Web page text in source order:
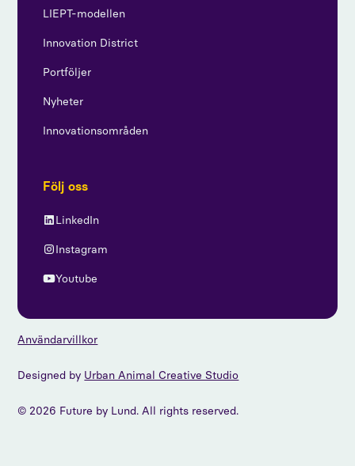
LIEPT-modellen
Innovation District
Portföljer
Nyheter
Innovationsområden
Följ oss
LinkedIn
Instagram
Youtube
© 2026 Future by Lund. All rights reserved.
Designed by Urban Animal Creative Studio
Användarvillkor